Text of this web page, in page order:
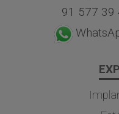
91 577 39